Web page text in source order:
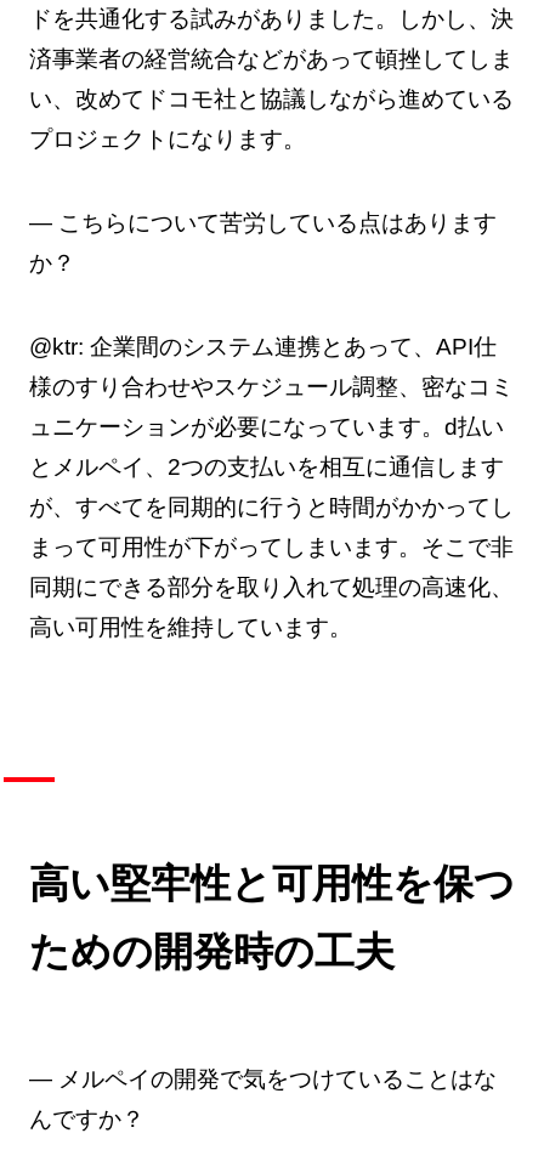
ドを共通化する試みがありました。しかし、決
済事業者の経営統合などがあって頓挫してしま
い、改めてドコモ社と協議しながら進めている
プロジェクトになります。
— こちらについて苦労している点はあります
か？
@ktr: 企業間のシステム連携とあって、API仕
様のすり合わせやスケジュール調整、密なコミ
ュニケーションが必要になっています。d払い
とメルペイ、2つの支払いを相互に通信します
が、すべてを同期的に行うと時間がかかってし
まって可用性が下がってしまいます。そこで非
同期にできる部分を取り入れて処理の高速化、
高い可用性を維持しています。
高い堅牢性と可用性を保つ
ための開発時の工夫
— メルペイの開発で気をつけていることはな
んですか？